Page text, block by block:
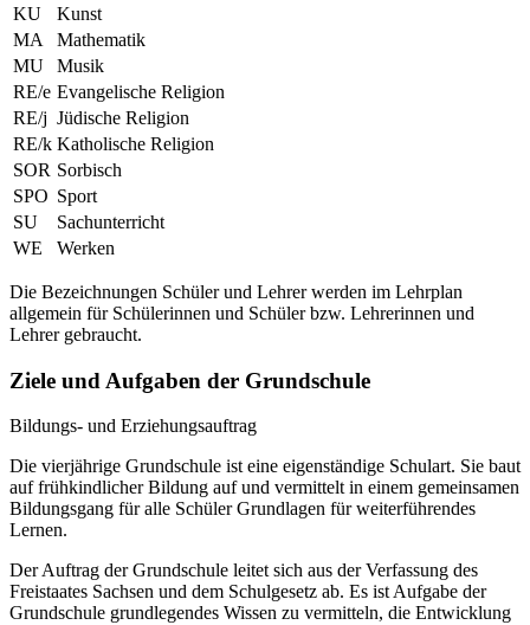
KU
Kunst
MA
Mathematik
MU
Musik
RE/e Evangelische Religion
RE/j Jüdische Religion
RE/k Katholische Religion
SOR Sorbisch
SPO Sport
SU
Sachunterricht
WE
Werken
Die Bezeichnungen Schüler und Lehrer werden im Lehrplan
allgemein für Schülerinnen und Schüler bzw. Lehrerinnen und
Lehrer gebraucht.
Ziele und Aufgaben der Grundschule
Bildungs- und Erziehungsauftrag
Die vierjährige Grundschule ist eine eigenständige Schulart. Sie baut
auf frühkindlicher Bildung auf und vermittelt in einem gemeinsamen
Bildungsgang für alle Schüler Grundlagen für weiterführendes
Lernen.
Der Auftrag der Grundschule leitet sich aus der Verfassung des
Freistaates Sachsen und dem Schulgesetz ab. Es ist Aufgabe der
Grundschule grundlegendes Wissen zu vermitteln, die Entwicklung